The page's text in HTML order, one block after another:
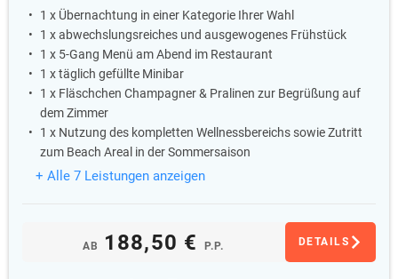
1 x Übernachtung in einer Kategorie Ihrer Wahl
1 x abwechslungsreiches und ausgewogenes Frühstück
1 x 5-Gang Menü am Abend im Restaurant
1 x täglich gefüllte Minibar
1 x Fläschchen Champagner & Pralinen zur Begrüßung auf
dem Zimmer
1 x Nutzung des kompletten Wellnessbereichs sowie Zutritt
zum Beach Areal in der Sommersaison
+ Alle 7 Leistungen anzeigen
AB 188,50 € P.P. DETAILS